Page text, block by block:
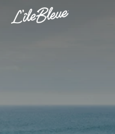
Skip to
content